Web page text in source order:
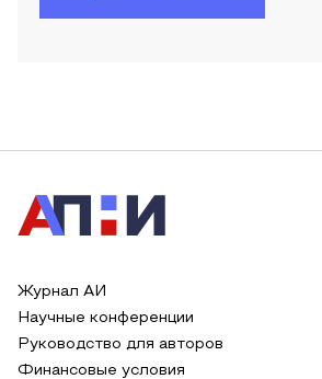
Журнал АИ
Научные конференции
Руководство для авторов
Финансовые условия